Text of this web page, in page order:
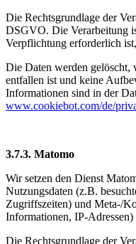
Die Rechtsgrundlage der
DSGVO. Die Verarbeitung
Verpflichtung erforderlich
Die Daten werden
entfallen ist und keine
Informationen sind in der
www.cookiebot.com/de/
3.7.3. ​Matomo ​
Wir setzen den Dienst
Nutzungsdaten (z.B.
Zugriffszeiten) und Meta-/
Informationen, IP-Adressen)
Die Rechtsgrundlage der